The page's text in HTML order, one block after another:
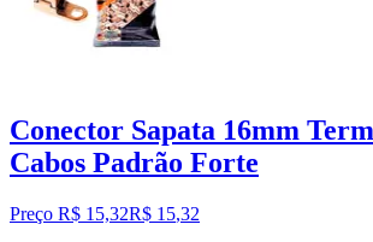
Conector Sapata 16mm
Cabos Padrão Forte
Preço R$ 15,32R$ 15,32